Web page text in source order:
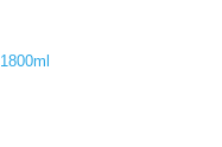
1800ml